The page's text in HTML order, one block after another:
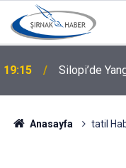
19:15 Silopi’de
Anasayfa tatil